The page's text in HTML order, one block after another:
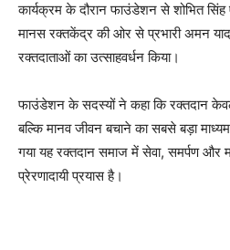
कार्यक्रम के दौरान फाउंडेशन से शोभित सिंह
मानस रक्तकेंद्र की ओर से प्रभारी अमन
रक्तदाताओं का उत्साहवर्धन किया।
फाउंडेशन के सदस्यों ने कहा कि रक्तदान
बल्कि मानव जीवन बचाने का सबसे बड़ा
गया यह रक्तदान समाज में सेवा, समर्पण और
प्रेरणादायी प्रयास है।